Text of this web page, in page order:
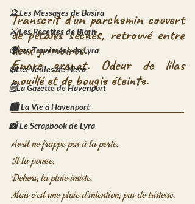
🔮 Les Messages de Basira
⚔️ Les Recettes de Bjorn
🌍Les Traversées de Lyra
❄️Les Veilles de Neva
🗒️La Gazette de Havenport
🏙️ La Vie à Havenport
📸 Le Scrapbook de Lyra
Transcrit d'un parchemin couvert
de pétales séchés, retrouvé entre
deux grimoires.
Encre grenat. Odeur de lilas
mouillé et de bougie éteinte.
Avril ne frappe pas à la porte.
Il la pousse.
Dehors, la pluie insiste.
Mais c'est une pluie d'intention, pas de tristesse.